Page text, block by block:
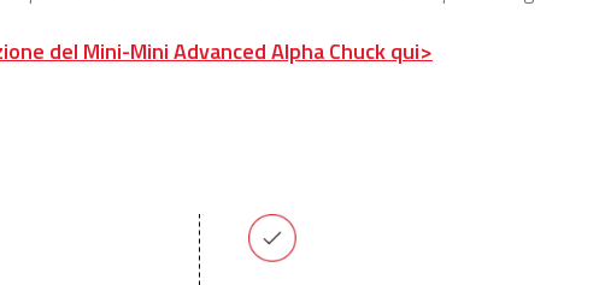
del Mini-Mini Advanced Alpha Chuck qui>